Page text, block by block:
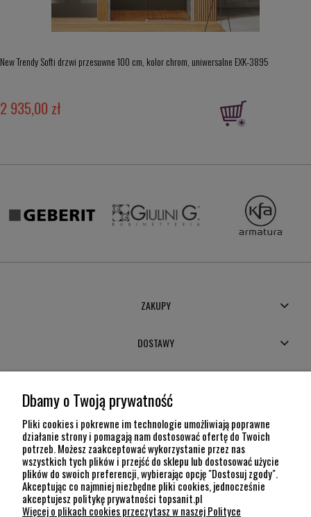
New Trendy Softi drzwi przesuwne 100 cm, kolor chrom, uniwersalne EXK-3895
2 935,00 zł
ZAKUPY
DOSTAWY
POMOC
INFORMACJE
KONTAKT
12 307 26 20
Dbamy o Twoją prywatność
Pliki cookies i pokrewne im technologie umożliwiają poprawne
działanie strony i pomagają nam dostosować ofertę do Twoich
potrzeb. Możesz zaakceptować wykorzystanie przez nas
wszystkich tych plików i przejść do sklepu lub dostosować użycie
plików do swoich preferencji, wybierając opcję "Dostosuj zgody".
Akceptując co najmniej niezbędne pliki cookies, jednocześnie
akceptujesz politykę prywatności topsanit.pl
Więcej o plikach cookies przeczytasz w naszej Polityce